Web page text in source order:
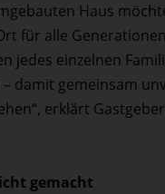
Haus
für alle
jedes einzelnen
damit gemeinsam
erklärt
gemacht